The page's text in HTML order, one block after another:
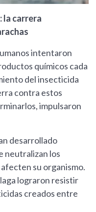
la carrera
intentaron
químicos cada
del insecticida
contra estos
impulsaron
desarrollado
neutralizan los
su organismo.
lograron resistir
creados entre